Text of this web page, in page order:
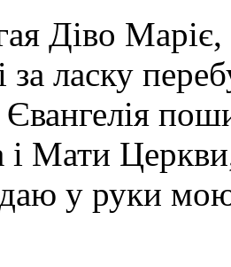
Діво
ласку
Євангелія
Мати
у руки